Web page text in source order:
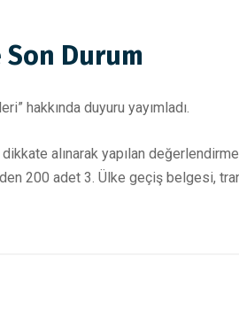
Durum
hakkında duyuru yayımladı.
alınarak yapılan
200 adet 3. Ülke geçiş belgesi,